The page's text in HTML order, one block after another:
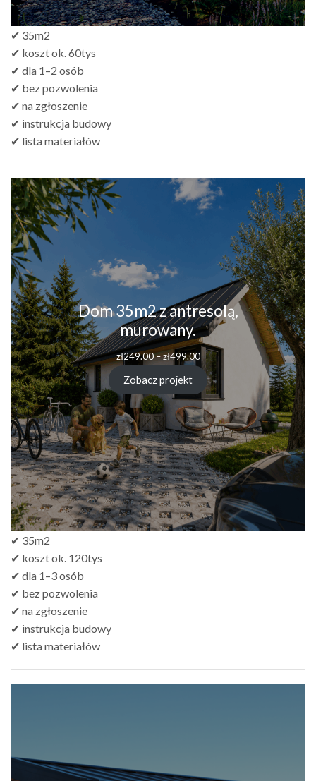
✔ 35m2
✔ koszt ok. 60tys
✔ dla 1–2 osób
✔ bez pozwolenia
✔ na zgłoszenie
✔ instrukcja budowy
✔ lista materiałów
Dom 35m2 z antresolą,
murowany.
zł249.00–zł499.00
Zobacz projekt
✔ 35m2
✔ koszt ok. 120tys
✔ dla 1–3 osób
✔ bez pozwolenia
✔ na zgłoszenie
✔ instrukcja budowy
✔ lista materiałów